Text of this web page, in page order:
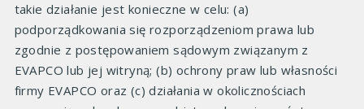
takie działanie jest konieczne w celu: (a)
podporządkowania się rozporządzeniom prawa lub
zgodnie z postępowaniem sądowym związanym z
EVAPCO lub jej witryną; (b) ochrony praw lub własności
firmy EVAPCO oraz (c) działania w okolicznościach